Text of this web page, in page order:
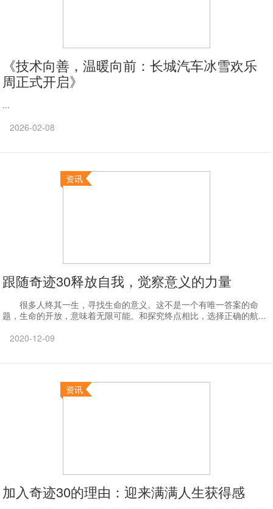
《技术向善，温暖向前：长城汽车冰雪欢乐
周正式开启》
...
2026-02-08
资讯
跟随奇迹30释放自我，觉察意义的力量
很多人终其一生，寻找生命的意义。这不是一个有唯一答案的命
题，生命的开放，意味着无限可能。和探究终点相比，选择正确的航...
2020-12-09
资讯
加入奇迹30的理由：迎来满满人生获得感